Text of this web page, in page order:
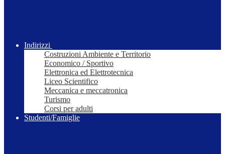
Indirizzi
Costruzioni Ambiente e Territorio
Economico / Sportivo
Elettronica ed Elettrotecnica
Liceo Scientifico
Meccanica e meccatronica
Turismo
Corsi per adulti
Studenti/Famiglie